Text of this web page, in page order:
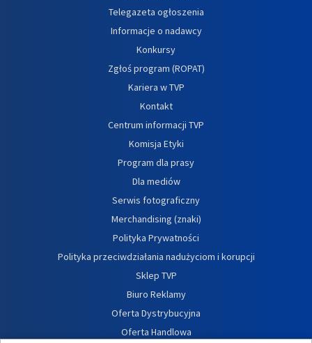
Telegazeta ogłoszenia
Informacje o nadawcy
Konkursy
Zgłoś program (ROPAT)
Kariera w TVP
Kontakt
Centrum informacji TVP
Komisja Etyki
Program dla prasy
Dla mediów
Serwis fotograficzny
Merchandising (znaki)
Polityka Prywatności
Polityka przeciwdziałania nadużyciom i korupcji
Sklep TVP
Biuro Reklamy
Oferta Dystrybucyjna
Oferta Handlowa